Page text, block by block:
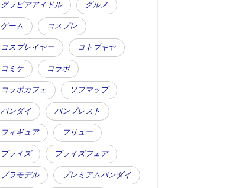
グラビアアイドル グルメ
ゲーム コスプレ
コスプレイヤー コトブキヤ
コミケ コラボ
コラボカフェ ソフマップ
バンダイ バンプレスト
フィギュア フリュー
プライズ プライズフェア
プラモデル プレミアムバンダイ